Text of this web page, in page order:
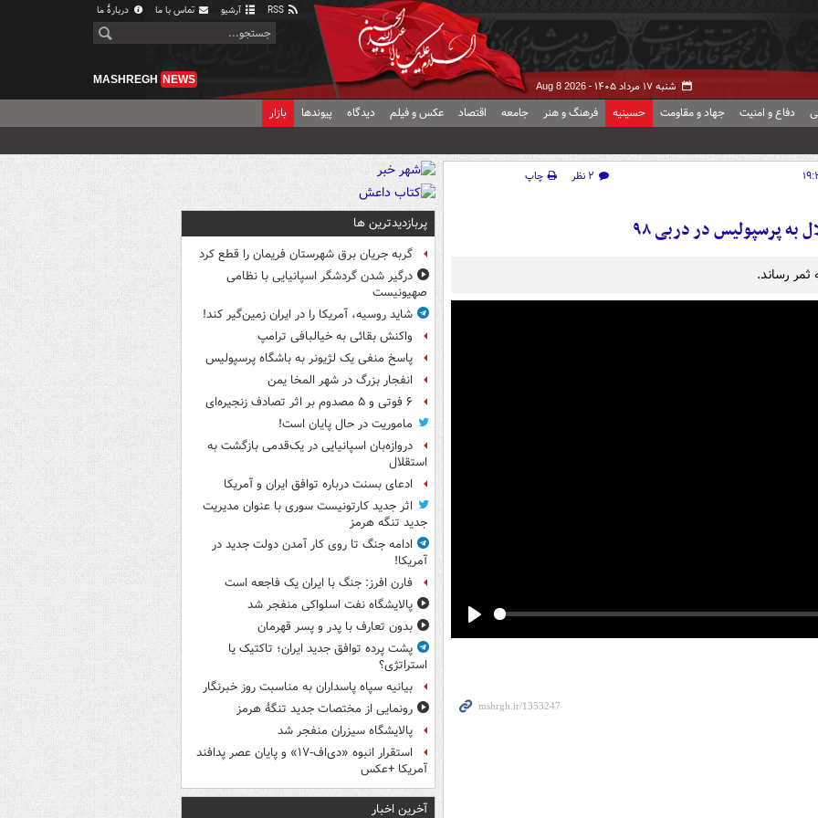
آرشیو تماس با ما دربارهٔ ما
شنبه ۱۷ مرداد ۱۴۰۵ - Aug 8 2026
MASHREGH NEWS
دفاع و امنیت جهاد و مقاومت حسینیه فرهنگ و هنر جامعه اقتصاد عکس و فیلم دیدگاه پیوندها بازار
۲ نظر
چاپ
به پرسپولیس در دربی ۹۸ پربازدیدترین ها
گربه جریان برق شهرستان فریمان را قطع کرد
درگیر شدن گردشگر اسپانیایی با نظامی
صهیونیست
شاید روسیه، آمریکا را در ایران زمین‌گیر کند!
واکنش بقائی به خیالبافی ترامپ
پاسخ منفی یک لژیونر به باشگاه پرسپولیس
انفجار بزرگ در شهر المخا یمن
۶ فوتی و ۵ مصدوم بر اثر تصادف زنجیره‌ای
ماموریت در حال پایان است!
دروازه‌بان اسپانیایی در یک‌قدمی بازگشت به
استقلال
ادعای بسنت درباره توافق ایران و آمریکا
اثر جدید کارتونیست سوری با عنوان مدیریت
جدید تنگه هرمز
ادامه جنگ تا روی کار آمدن دولت جدید در
آمریکا!
فارن افرز: جنگ با ایران یک فاجعه است
پالایشگاه نفت اسلواکی منفجر شد
بدون تعارف با پدر و پسر قهرمان
پشت پرده توافق جدید ایران؛ تاکتیک یا
استراتژی؟
بیانیه سپاه پاسداران به مناسبت روز خبرنگار
رونمایی از مختصات جدید تنگۀ هرمز
پالایشگاه سیزران منفجر شد
استقرار انبوه «دی‌اف‑۱۷» و پایان عصر پدافند
آمریکا +عکس
آخرین اخبار